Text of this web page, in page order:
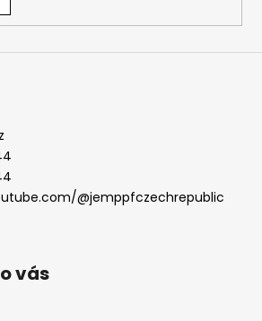
@jemppfczechrepublic
vás